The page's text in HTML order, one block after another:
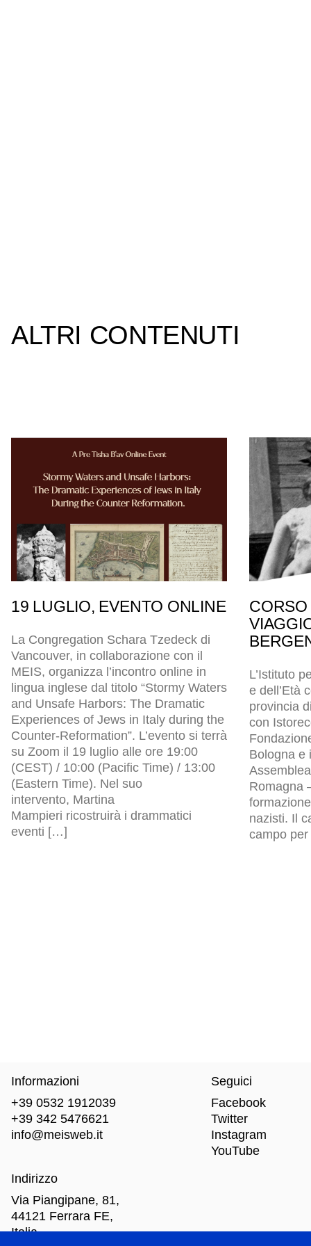
ALTRI CONTENUTI
19 LUGLIO, EVENTO ONLINE
La Congregation Schara Tzedeck di
Vancouver, in collaborazione con il
MEIS, organizza l’incontro online in
lingua inglese dal titolo “Stormy Waters
and Unsafe Harbors: The Dramatic
Experiences of Jews in Italy during the
Counter-Reformation”. L’evento si terrà
su Zoom il 19 luglio alle ore 19:00
(CEST) / 10:00 (Pacific Time) / 13:00
(Eastern Time). Nel suo
intervento, Martina
Mampieri ricostruirà i drammatici
eventi […]
L’Istituto
e dell’Età
provincia
con
Bologna e
Romagna
nazisti. Il
campo
Informazioni
+39 0532 1912039
+39 342 5476621
info@meisweb.it
Indirizzo
Via Piangipane, 81,
44121 Ferrara FE,
Italia
Seguici
Facebook
Twitter
Instagram
YouTube